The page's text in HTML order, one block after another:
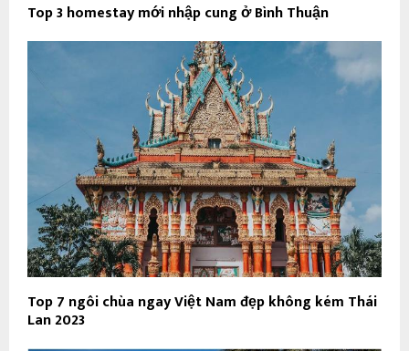
Top 3 homestay mới nhập cung ở Bình Thuận
Top 7 ngôi chùa ngay Việt Nam đẹp không kém Thái
Lan 2023